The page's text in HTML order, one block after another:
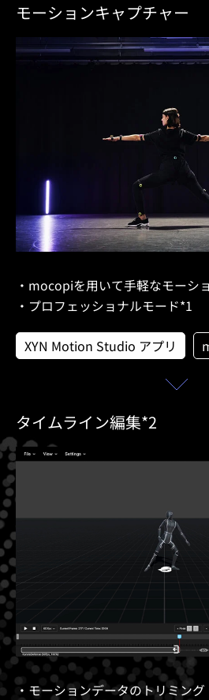
モーションキャプチャー
・mocopiを用いて手軽なモーシ
・プロフェッショナルモード*1
XYN Motion Studio アプリ
タイムライン編集*2
・モーションデータのトリミング